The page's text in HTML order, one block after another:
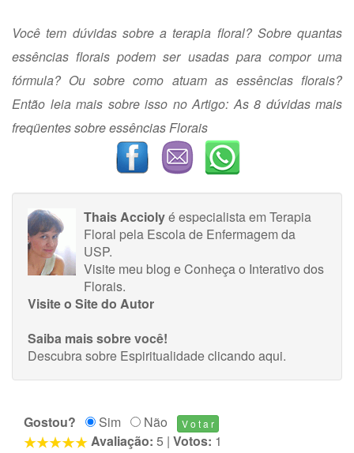
Você tem dúvidas sobre a terapia floral? Sobre quantas
essências florais podem ser usadas para compor uma
fórmula? Ou sobre como atuam as essências florais?
Então leia mais sobre isso no Artigo:As 8 dúvidas mais
freqüentes sobre essências Florais
Thais Acciolyé especialista em Terapia
Floral pela Escola de Enfermagem da
USP.
Visite meu blog eConheça o Interativo dos
Florais.
Visite o Site do Autor
Saiba mais sobre você!
Descubra sobre Espiritualidadeclicando aqui.
Gostou? Sim
Não
Avaliação: 5 | Votos: 1